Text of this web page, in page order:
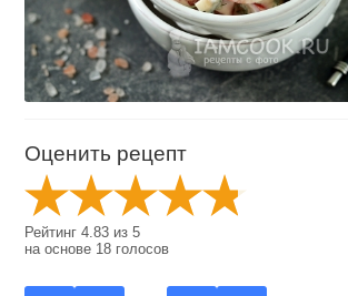
Оценить рецепт
Рейтинг4.83 из5
на основе 18 голосов